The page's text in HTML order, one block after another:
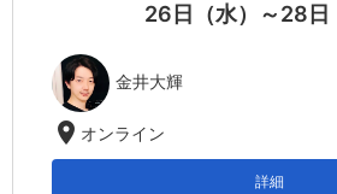
26日（水）～28日
金井大輝
location_on オンライン
詳細